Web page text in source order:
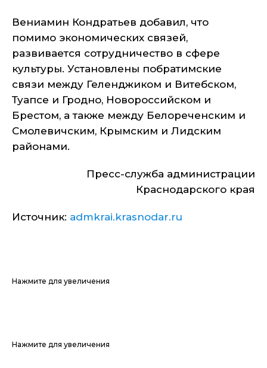
Вениамин Кондратьев добавил, что
помимо экономических связей,
развивается сотрудничество в сфере
культуры. Установлены побратимские
связи между Геленджиком и Витебском,
Туапсе и Гродно, Новороссийском и
Брестом, а также между Белореченским и
Смолевичским, Крымским и Лидским
районами.
Пресс-служба администрации
Краснодарского края
Источник: admkrai.krasnodar.ru
Нажмите для увеличения
Нажмите для увеличения